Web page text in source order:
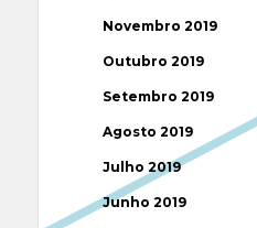
Novembro 2019
Outubro 2019
Setembro 2019
Agosto 2019
Julho 2019
Junho 2019